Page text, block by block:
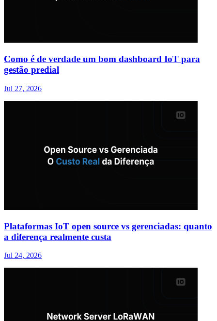
Como é de verdade um bom dashboard IoT para
gestão predial
Jul 27, 2026
Plataformas IoT open source vs gerenciadas: quanto
a diferença realmente custa
Jul 24, 2026